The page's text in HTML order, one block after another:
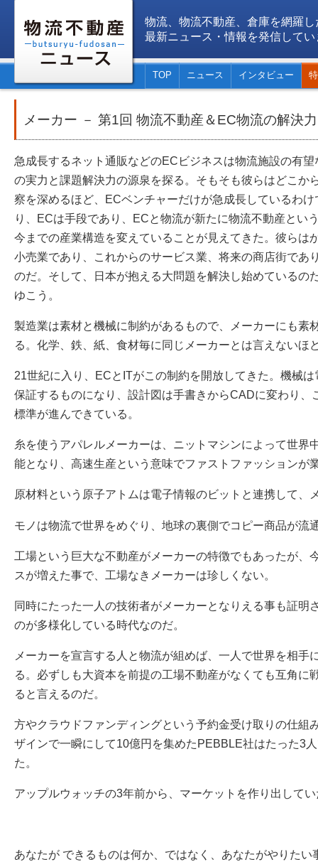
物流、物流不動産、倉庫を網羅し
最新ニュース・情報を発信してい
TOP ニュース インタビュー
メーカー － 第1回 物流不動産＆EC物流の解決力
急成長するネット通販などのECビジネスは物流施設の有
の実力と課題解決力の源泉を探る。そもそも彼らはどこか
察を深めるほど、ECベンチャーだけが急成長しているわ
り、ECは手段であり、ECと物流が新たに物流不動産とい
今までの産業構造を変えていることが見えてきた。彼らは
小売業であり、これからのサービス業、将来の商店街であ
のだ。そして、日本が抱える大問題を解決し始めているの
ゆこう。
製造業は素材と機械に制約があるもので、メーカーにも素
る。化学、鉄、紙、食材毎に同じメーカーとは言えないほ
21世紀に入り、ECとITがこの制約を開放してきた。機械
保証するものになり、設計図は手書きからCADに変わり、
標準が進んできている。
糸を使うアパレルメーカーは、ニットマシンによって世界
能となり、高速生産という意味でファストファッションが
原材料という原子アトムは電子情報のビットと連携して、
モノは物流で世界をめぐり、地球の裏側でコピー商品が流
工場という巨大な不動産がメーカーの特徴でもあったが、
スが増えた事で、工場なきメーカーは珍しくない。
同時にたった一人の技術者がメーカーとなりえる事も証明
のが多様化している時代なのだ。
メーカーを宣言する人と物流が組めば、一人で世界を相手
る。必ずしも大資本を前提の工場不動産がなくても互角に
ると言えるのだ。
方やクラウドファンディングという予約金受け取りの仕組
ザインで一瞬にして10億円を集めたPEBBLE社はたった3
た。
アップルウォッチの3年前から、マーケットを作り出して
あなたが できるものは何か、ではなく、あなたがやりたい